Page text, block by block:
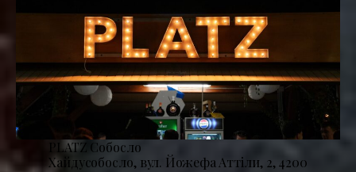
PLATZ Собосло
Хайдусобосло, вул. Йожефа Аттіли, 2, 4200